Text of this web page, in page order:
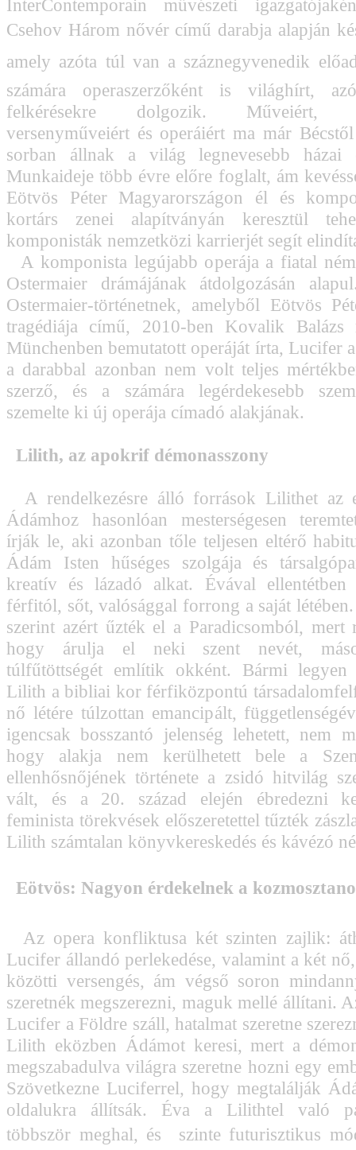
InterContemporain művészeti
Csehov Három nővér című darabja alapján
amely azóta túl van a száznegyvenedik
számára operaszerzőként is világhírt,
felkérésekre dolgozik. Műveiért,
versenyműveiért és operáiért ma már
sorban állnak a világ legnevesebb házai
Munkaideje több évre előre foglalt, ám
Eötvös Péter Magyarországon él és
kortárs zenei alapítványán keresztül
komponisták nemzetközi karrierjét segít
A komponista legújabb operája a fiatal
Ostermaier drámájának átdolgozásán
Ostermaier-történetnek, amelyből Eötvös
tragédiája című, 2010-ben Kovalik Balázs
Münchenben bemutatott operáját írta, Lucifer
a darabbal azonban nem volt teljes
szerző, és a számára legérdekesebb
szemelte ki új operája címadó alakjának.
Lilith, az apokrif démonasszony
A rendelkezésre álló források Lilithet az
Ádámhoz hasonlóan mesterségesen
írják le, aki azonban tőle teljesen eltérő
Ádám Isten hűséges szolgája és
kreatív és lázadó alkat. Évával
férfitól, sőt, valósággal forrong a saját
szerint azért űzték el a Paradicsomból, mert
hogy árulja el neki szent nevét,
túlfűtöttségét említik okként. Bármi legyen
Lilith a bibliai kor férfiközpontú
nő létére túlzottan emancipált,
igencsak bosszantó jelenség lehetett, nem
hogy alakja nem kerülhetett bele a
ellenhősnőjének története a zsidó hitvilág
vált, és a 20. század elején ébredezni
feminista törekvések előszeretettel tűzték
Lilith számtalan könyvkereskedés és kávézó
Eötvös: Nagyon érdekelnek a
Az opera konfliktusa két szinten zajlik:
Lucifer állandó perlekedése, valamint a két
közötti versengés, ám végső soron
szeretnék megszerezni, maguk mellé állítani.
Lucifer a Földre száll, hatalmat szeretne
Lilith eközben Ádámot keresi, mert a
megszabadulva világra szeretne hozni egy
Szövetkezne Luciferrel, hogy megtalálják
oldalukra állítsák. Éva a Lilithtel való
többször meghal, és  szinte futurisztikus